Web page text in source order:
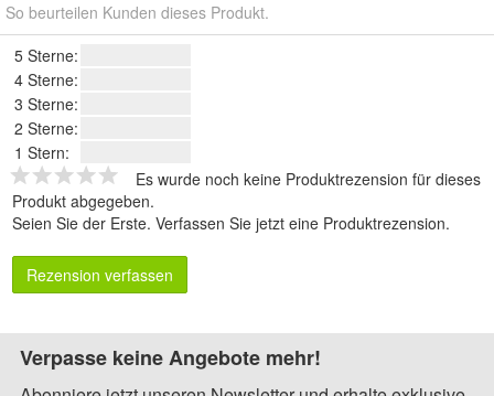
So beurteilen Kunden dieses Produkt.
5 Sterne:
4 Sterne:
3 Sterne:
2 Sterne:
1 Stern:
Es wurde noch keine Produktrezension für dieses
Produkt abgegeben.
Seien Sie der Erste. Verfassen Sie jetzt eine Produktrezension.
Rezension verfassen
Verpasse keine Angebote mehr!